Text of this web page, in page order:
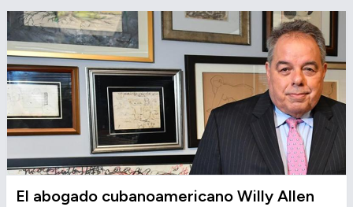
El abogado cubanoamericano Willy Allen